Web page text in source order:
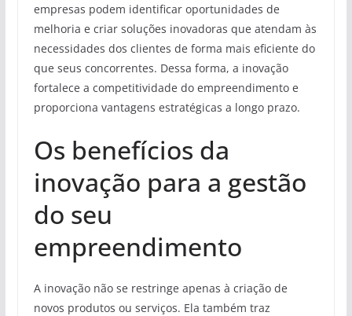
empresas podem identificar oportunidades de
melhoria e criar soluções inovadoras que atendam às
necessidades dos clientes de forma mais eficiente do
que seus concorrentes. Dessa forma, a inovação
fortalece a competitividade do empreendimento e
proporciona vantagens estratégicas a longo prazo.
Os benefícios da
inovação para a gestão
do seu
empreendimento
A inovação não se restringe apenas à criação de
novos produtos ou serviços. Ela também traz